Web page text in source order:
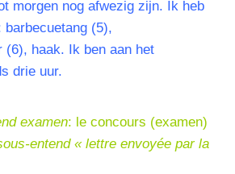
morgen nog afwezig zijn. Ik heb
barbecuetang (5),
(6), haak. Ik ben aan het
drie uur.
examen: le concours (examen)
entend « lettre envoyée par la